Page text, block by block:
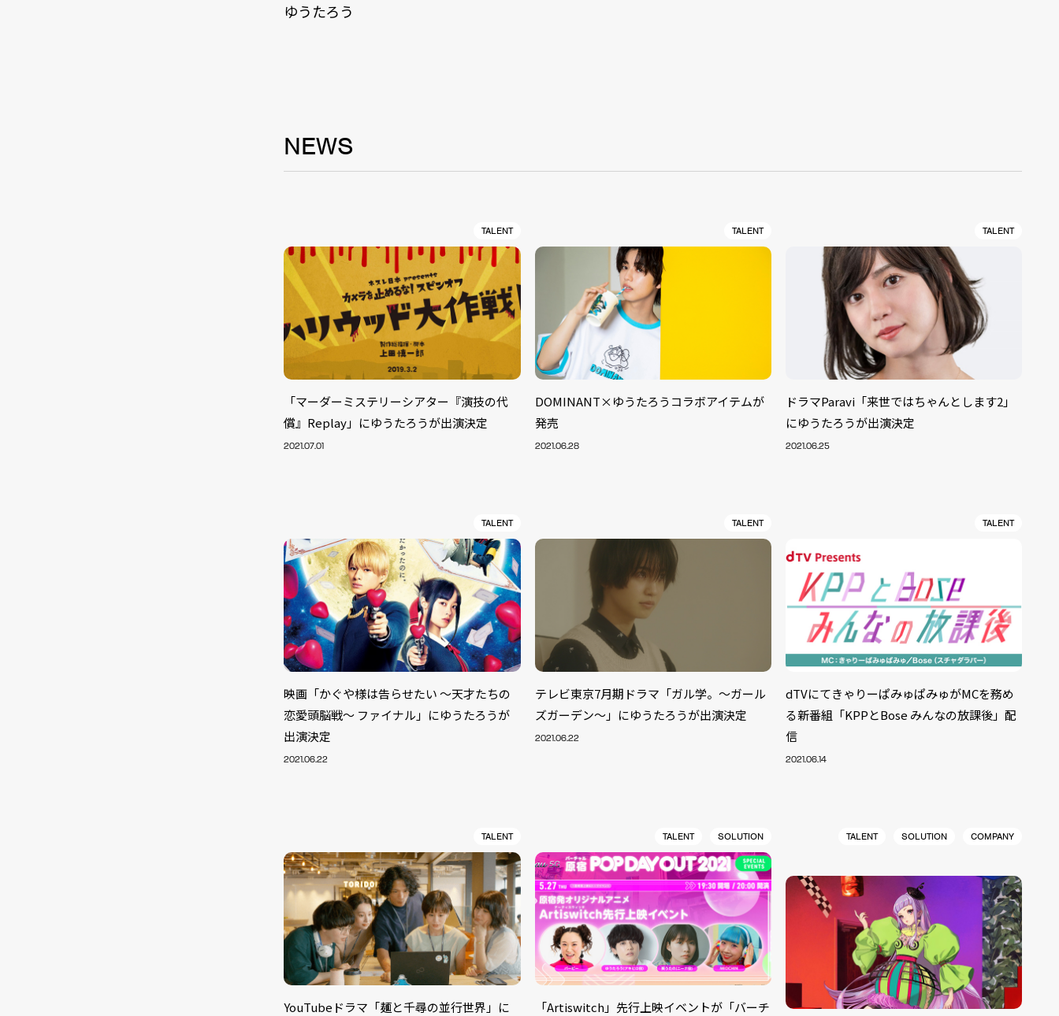
ゆうたろう
NEWS
TALENT
「マーダーミステリーシアター『演技の代
償』Replay」にゆうたろうが出演決定
2021.07.01
TALENT
DOMINANT×ゆうたろうコラボアイテムが
発売
2021.06.28
TALENT
ドラマParavi「来世ではちゃんとします2」
にゆうたろうが出演決定
2021.06.25
TALENT
映画「かぐや様は告らせたい ～天才たちの
恋愛頭脳戦～ ファイナル」にゆうたろうが
出演決定
2021.06.22
TALENT
テレビ東京7月期ドラマ「ガル学。～ガール
ズガーデン～」にゆうたろうが出演決定
2021.06.22
TALENT
dTVにてきゃりーぱみゅぱみゅがMCを務め
る新番組「KPPとBose みんなの放課後」配
信
2021.06.14
TALENT
YouTubeドラマ「麺と千尋の並行世界」に
TALENT SOLUTION
「Artiswitch」先行上映イベントが「バーチ
TALENT SOLUTION COMPANY